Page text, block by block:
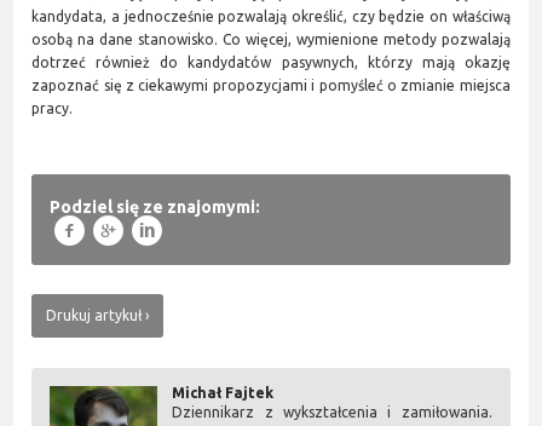
kandydata, a jednocześnie pozwalają określić, czy będzie on właściwą
osobą na dane stanowisko. Co więcej, wymienione metody pozwalają
dotrzeć również do kandydatów pasywnych, którzy mają okazję
zapoznać się z ciekawymi propozycjami i pomyśleć o zmianie miejsca
pracy.
Podziel się ze znajomymi:
f g l
Drukuj artykuł
Michał Fajtek
Dziennikarz z wykształcenia i zamiłowania.